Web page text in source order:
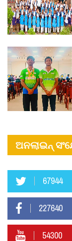
ଅନଲାଇନ୍
67944
227640
54300